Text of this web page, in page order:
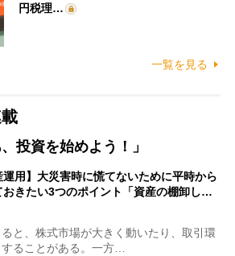
円税理…
一覧を見る
投資を始めよう！」
運用】大災害時に慌てないために平時から
おきたい3つのポイント「資産の棚卸し…
と、株式市場が大きく動いたり、取引環
ることがある。一方…